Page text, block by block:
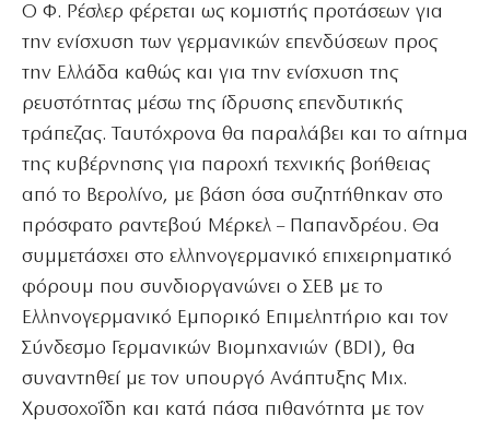
Ο Φ. Ρέσλερ φέρεται ως κομιστής προτάσεων για
την ενίσχυση των γερμανικών επενδύσεων προς
την Ελλάδα καθώς και για την ενίσχυση της
ρευστότητας μέσω της ίδρυσης επενδυτικής
τράπεζας. Ταυτόχρονα θα παραλάβει και το αίτημα
της κυβέρνησης για παροχή τεχνικής βοήθειας
από το Βερολίνο, με βάση όσα συζητήθηκαν στο
πρόσφατο ραντεβού Μέρκελ – Παπανδρέου. Θα
συμμετάσχει στο ελληνογερμανικό επιχειρηματικό
φόρουμ που συνδιοργανώνει ο ΣΕΒ με το
Ελληνογερμανικό Εμπορικό Επιμελητήριο και τον
Σύνδεσμο Γερμανικών Βιομηχανιών (BDI), θα
συναντηθεί με τον υπουργό Ανάπτυξης Μιχ.
Χρυσοχοΐδη και κατά πάσα πιθανότητα με τον